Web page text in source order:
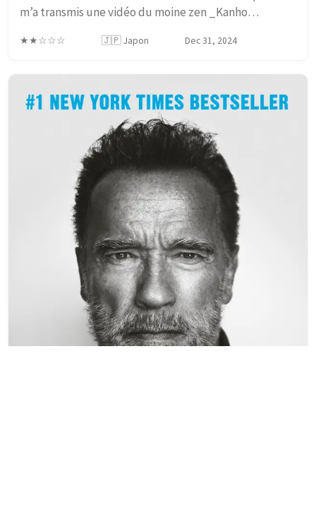
m’a transmis une vidéo du moine zen _Kanho
accompagné de quelques autres instruments. San...
★★☆☆☆ 🇯🇵 Japon Dec 31, 2024